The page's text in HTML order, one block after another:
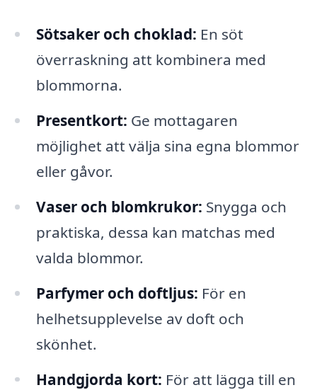
Sötsaker och choklad: En söt
överraskning att kombinera med
blommorna.
Presentkort: Ge mottagaren
möjlighet att välja sina egna blommor
eller gåvor.
Vaser och blomkrukor: Snygga och
praktiska, dessa kan matchas med
valda blommor.
Parfymer och doftljus: För en
helhetsupplevelse av doft och
skönhet.
Handgjorda kort: För att lägga till en